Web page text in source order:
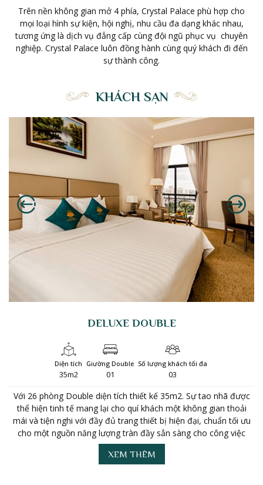
Trên nền không gian mở 4 phía, Crystal Palace phù hợp cho
mọi loại hình sự kiện, hội nghị, nhu cầu đa dạng khác nhau,
tương ứng là dịch vụ đẳng cấp cùng đội ngũ phục vụ chuyên
nghiệp. Crystal Palace luôn đồng hành cùng quý khách đi đến
sự thành công.
KHÁCH SẠN
DELUXE DOUBLE
Diện tích
35m2
Giường Double
01
Số lượng khách tối đa
03
Với 26 phòng Double diện tích thiết kế 35m2. Sự tao nhã được
thể hiện tinh tế mang lại cho quí khách một không gian thoải
mái và tiện nghi với đầy đủ trang thiết bị hiện đại, chuẩn tối ưu
cho một nguồn năng lượng tràn đầy sẳn sàng cho công việc
XEM THÊM